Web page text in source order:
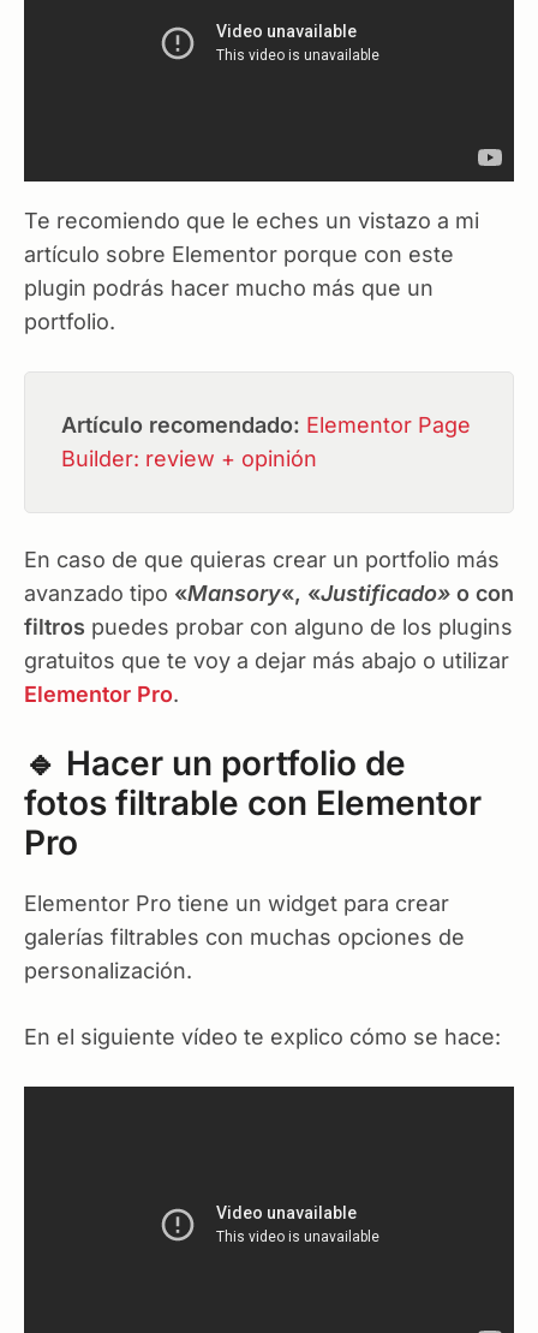
Te recomiendo que le eches un vistazo a mi
artículo sobre Elementor porque con este
plugin podrás hacer mucho más que un
portfolio.
Artículo recomendado: Elementor Page
Builder: review + opinión
En caso de que quieras crear un portfolio más
avanzado tipo «Mansory«, «Justificado» o con
filtros puedes probar con alguno de los plugins
gratuitos que te voy a dejar más abajo o utilizar
Elementor Pro.
🔹 Hacer un portfolio de
fotos filtrable con Elementor
Pro
Elementor Pro tiene un widget para crear
galerías filtrables con muchas opciones de
personalización.
En el siguiente vídeo te explico cómo se hace: